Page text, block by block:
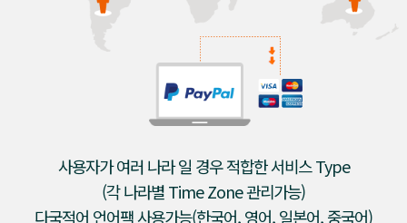
사용자가 여러 나라 일 경우 적합한 서비스 Type
(각 나라별 Time Zone 관리가능)
다국적어 언어팩 사용가능(한국어, 영어, 일본어, 중국어)